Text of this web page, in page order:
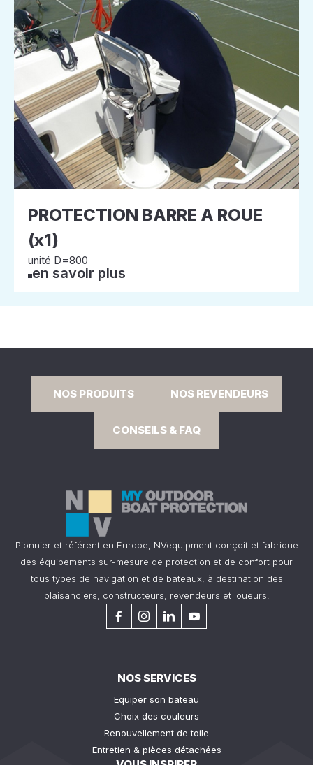
PROTECTION BARRE A ROUE
(x1)
unité D=800
en savoir plus
NOS PRODUITS NOS REVENDEURS
CONSEILS & FAQ
Pionnier et référent en Europe, NVequipment conçoit et fabrique
des équipements sur-mesure de protection et de confort pour
tous types de navigation et de bateaux, à destination des
plaisanciers, constructeurs, revendeurs et loueurs.
NOS SERVICES
Equiper son bateau
Choix des couleurs
Renouvellement de toile
Entretien & pièces détachées